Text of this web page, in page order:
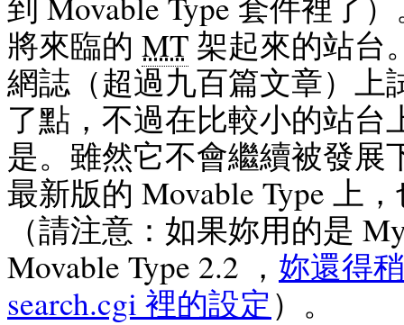
將來臨的 MT 架起來的站台
網誌（超過九百篇文章）上
了點，不過在比較小的站台
是。雖然它不會繼續被發展
最新版的 Movable Type 上
（請注意：如果妳用的是
Movable Type 2.2 ， 妳還得
search.cgi 裡的設定）。